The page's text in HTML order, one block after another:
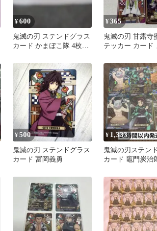
¥600
鬼滅の刃 ステンドグラス
カード かまぼこ隊 4枚セ
¥365
鬼滅の刃 甘露寺
テッカー カード
¥500
鬼滅の刃 ステンドグラス
カード 冨岡義勇
¥ 1,333
鬼滅の刃ステン
カード 竈門炭治